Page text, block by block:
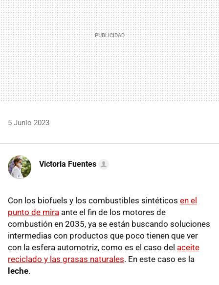
5 Junio 2023
Victoria Fuentes
Con los biofuels y los combustibles sintéticos en el
punto de mira ante el fin de los motores de
combustión en 2035, ya se están buscando soluciones
intermedias con productos que poco tienen que ver
con la esfera automotriz, como es el caso del aceite
reciclado y las grasas naturales. En este caso es la
leche.